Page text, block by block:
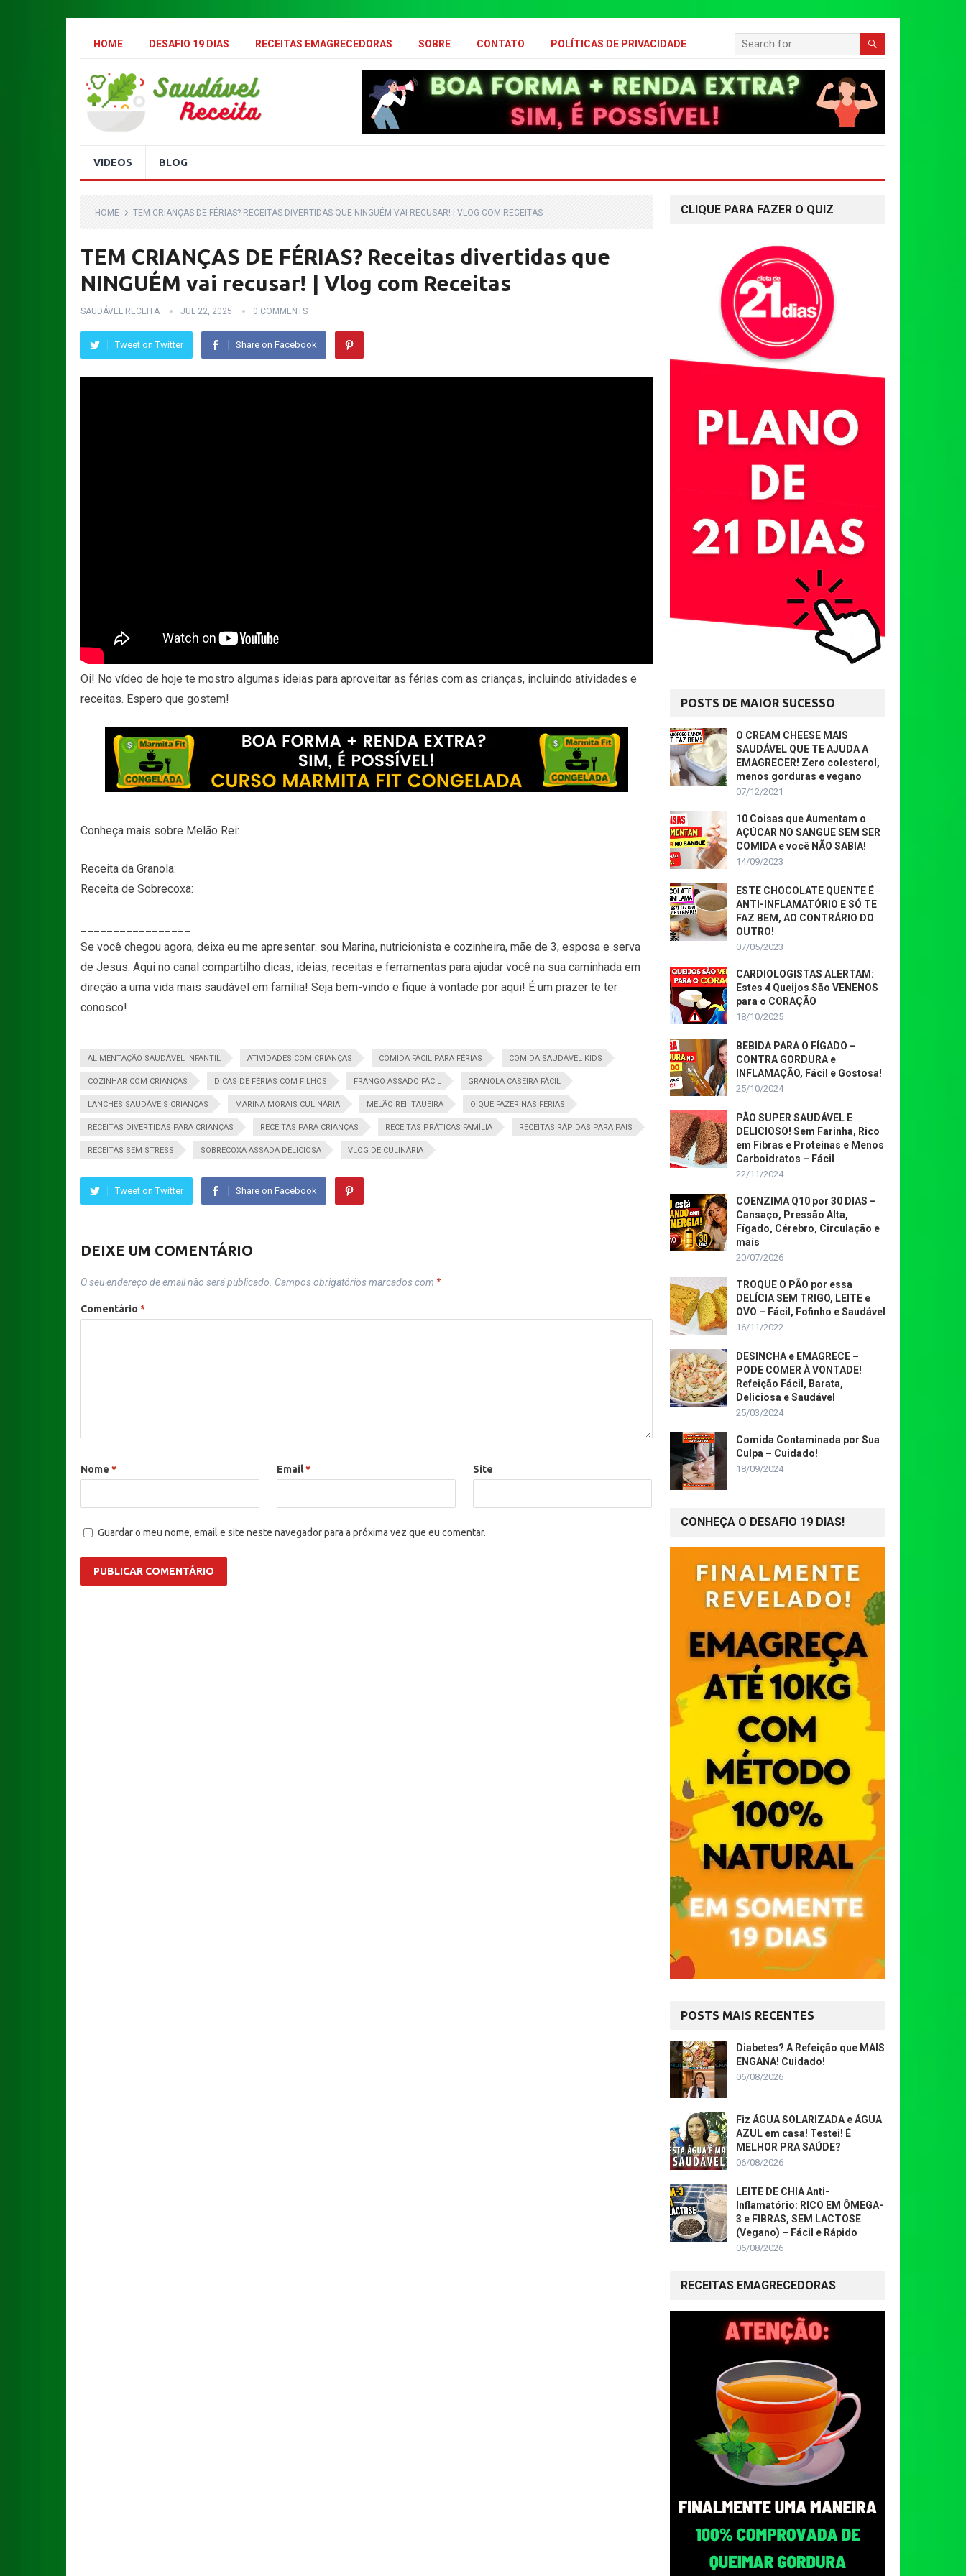
.
HOME DESAFIO 19 DIAS RECEITAS EMAGRECEDORAS SOBRE CONTATO POLÍTICAS DE PRIVACIDADE
VIDEOS BLOG
HOME TEM CRIANÇAS DE FÉRIAS? RECEITAS DIVERTIDAS QUE NINGUÉM VAI RECUSAR! | VLOG COM RECEITAS
TEM CRIANÇAS DE FÉRIAS? Receitas divertidas que
NINGUÉM vai recusar! | Vlog com Receitas
SAUDÁVEL RECEITA JUL 22, 2025 0 COMMENTS
Tweet on Twitter Share on Facebook
Oi! No vídeo de hoje te mostro algumas ideias para aproveitar as férias com as crianças, incluindo atividades e
receitas. Espero que gostem!
Conheça mais sobre Melão Rei:
Receita da Granola:
Receita de Sobrecoxa:
Se você chegou agora, deixa eu me apresentar: sou Marina, nutricionista e cozinheira, mãe de 3, esposa e serva
de Jesus. Aqui no canal compartilho dicas, ideias, receitas e ferramentas para ajudar você na sua caminhada em
direção a uma vida mais saudável em família! Seja bem-vindo e fique à vontade por aqui! É um prazer te ter
conosco!
ALIMENTAÇÃO SAUDÁVEL INFANTIL ATIVIDADES COM CRIANÇAS COMIDA FÁCIL PARA FÉRIAS COMIDA SAUDÁVEL KIDS
COZINHAR COM CRIANÇAS DICAS DE FÉRIAS COM FILHOS FRANGO ASSADO FÁCIL GRANOLA CASEIRA FÁCIL
LANCHES SAUDÁVEIS CRIANÇAS MARINA MORAIS CULINÁRIA MELÃO REI ITAUEIRA O QUE FAZER NAS FÉRIAS
RECEITAS DIVERTIDAS PARA CRIANÇAS RECEITAS PARA CRIANÇAS RECEITAS PRÁTICAS FAMÍLIA RECEITAS RÁPIDAS PARA PAIS
RECEITAS SEM STRESS SOBRECOXA ASSADA DELICIOSA VLOG DE CULINÁRIA
Tweet on Twitter Share on Facebook
DEIXE UM COMENTÁRIO
O seu endereço de email não será publicado. Campos obrigatórios marcados com *
Comentário *
Nome * Email* Site
Guardar o meu nome, email e site neste navegador para a próxima vez que eu comentar.
CLIQUE PARA FAZER O QUIZ
POSTS DE MAIOR SUCESSO
O CREAM CHEESE MAIS
SAUDÁVEL QUE TE AJUDA A
EMAGRECER! Zero colesterol,
menos gorduras e vegano
07/12/2021
10 Coisas que Aumentam o
AÇÚCAR NO SANGUE SEM SER
COMIDA e você NÃO SABIA!
14/09/2023
ESTE CHOCOLATE QUENTE É
ANTI-INFLAMATÓRIO E SÓ TE
FAZ BEM, AO CONTRÁRIO DO
OUTRO!
07/05/2023
CARDIOLOGISTAS ALERTAM:
Estes 4 Queijos São VENENOS
para o CORAÇÃO
18/10/2025
BEBIDA PARA O FÍGADO –
CONTRA GORDURA e
INFLAMAÇÃO, Fácil e Gostosa!
25/10/2024
PÃO SUPER SAUDÁVEL E
DELICIOSO! Sem Farinha, Rico
em Fibras e Proteínas e Menos
Carboidratos – Fácil
22/11/2024
COENZIMA Q10 por 30 DIAS –
Cansaço, Pressão Alta,
Fígado, Cérebro, Circulação e
mais
20/07/2026
TROQUE O PÃO por essa
DELÍCIA SEM TRIGO, LEITE e
OVO – Fácil, Fofinho e Saudável
16/11/2022
DESINCHA e EMAGRECE –
PODE COMER À VONTADE!
Refeição Fácil, Barata,
Deliciosa e Saudável
25/03/2024
Comida Contaminada por Sua
Culpa – Cuidado!
18/09/2024
CONHEÇA O DESAFIO 19 DIAS!
POSTS MAIS RECENTES
Diabetes? A Refeição que MAIS
ENGANA! Cuidado!
06/08/2026
Fiz ÁGUA SOLARIZADA e ÁGUA
AZUL em casa! Testei! É
MELHOR PRA SAÚDE?
06/08/2026
LEITE DE CHIA Anti-
Inflamatório: RICO EM ÔMEGA-
3 e FIBRAS, SEM LACTOSE
(Vegano) – Fácil e Rápido
06/08/2026
RECEITAS EMAGRECEDORAS